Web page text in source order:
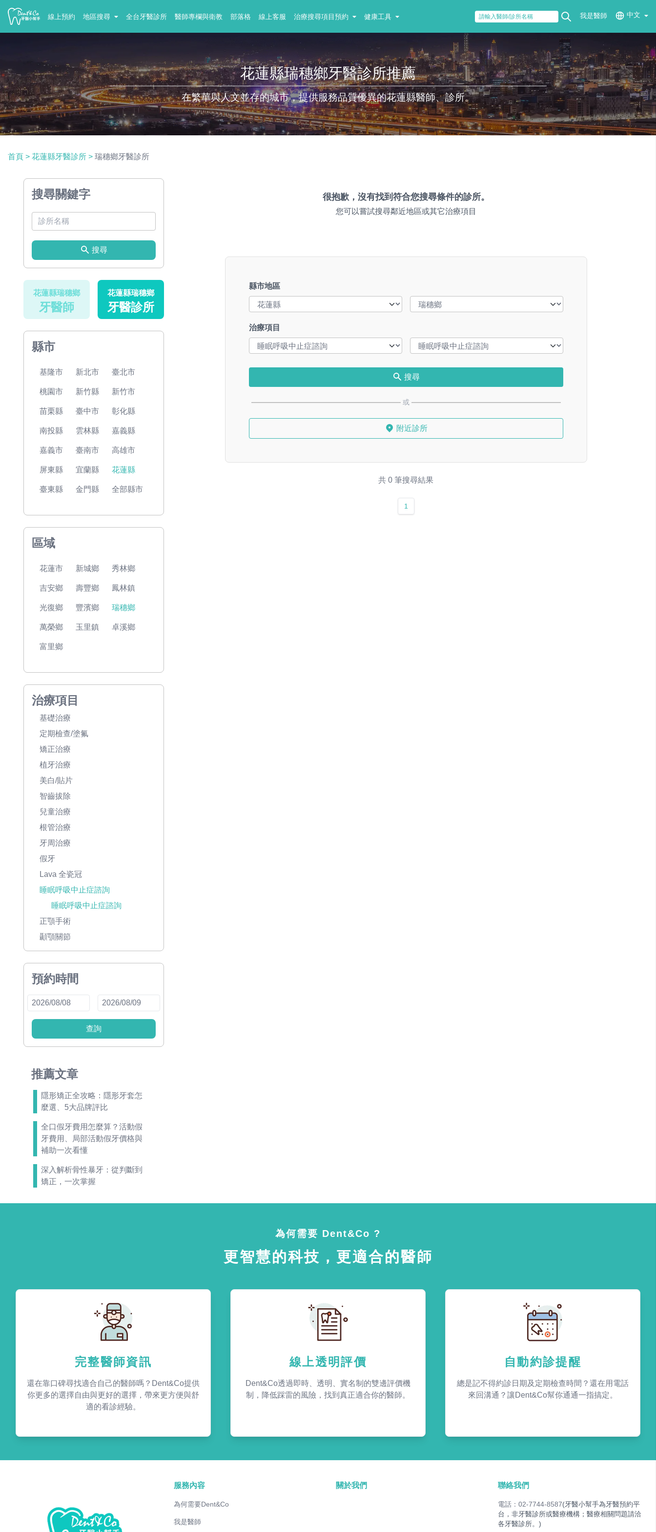
線上預約 地區搜尋 全台牙醫診所 醫師專欄與衛教 部落格 線上客服 治療搜尋項目預約 健康工具 我是醫師 中文
花蓮縣瑞穗鄉牙醫診所推薦
在繁華與人文並存的城市，提供服務品質優異的花蓮縣醫師、診所。
首頁 > 花蓮縣牙醫診所 > 瑞穗鄉牙醫診所
搜尋關鍵字
搜尋
花蓮縣瑞穗鄉
牙醫師
花蓮縣瑞穗鄉
牙醫診所
縣市
基隆市 新北市 臺北市
桃園市 新竹縣 新竹市
苗栗縣 臺中市 彰化縣
南投縣 雲林縣 嘉義縣
嘉義市 臺南市 高雄市
屏東縣 宜蘭縣 花蓮縣
臺東縣 金門縣 全部縣市
區域
花蓮市 新城鄉 秀林鄉
吉安鄉 壽豐鄉 鳳林鎮
光復鄉 豐濱鄉 瑞穗鄉
萬榮鄉 玉里鎮 卓溪鄉
富里鄉
治療項目
基礎治療
定期檢查/塗氟
矯正治療
植牙治療
美白/貼片
智齒拔除
兒童治療
根管治療
牙周治療
假牙
Lava 全瓷冠
睡眠呼吸中止症諮詢
睡眠呼吸中止症諮詢
正顎手術
顳顎關節
預約時間
查詢
推薦文章
隱形矯正全攻略：隱形牙套怎
麼選、5大品牌評比
全口假牙費用怎麼算？活動假
牙費用、局部活動假牙價格與
補助一次看懂
深入解析骨性暴牙：從判斷到
矯正，一次掌握
很抱歉，沒有找到符合您搜尋條件的診所。
您可以嘗試搜尋鄰近地區或其它治療項目
縣市地區
治療項目
搜尋
或
附近診所
共 0 筆搜尋結果
1
為何需要 Dent&Co ?
更智慧的科技，更適合的醫師
完整醫師資訊
還在靠口碑尋找適合自己的醫師嗎？Dent&Co提供
你更多的選擇自由與更好的選擇，帶來更方便與舒
適的看診經驗。
線上透明評價
Dent&Co透過即時、透明、實名制的雙邊評價機
制，降低踩雷的風險，找到真正適合你的醫師。
自動約診提醒
總是記不得約診日期及定期檢查時間？還在用電話
來回溝通？讓Dent&Co幫你通通一指搞定。
服務內容
為何需要Dent&Co
我是醫師
關於我們 聯絡我們
電話：02-7744-8587(牙醫小幫手為牙醫預約平
台，非牙醫診所或醫療機構；醫療相關問題請洽
各牙醫診所。)